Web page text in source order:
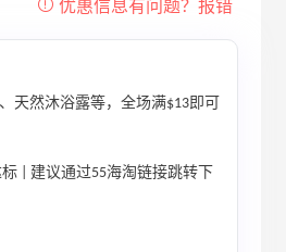
天然沐浴露等，全场满$13即可
| 建议通过55海淘链接跳转下
Cosmetics英国官网海淘攻略，
写攻略